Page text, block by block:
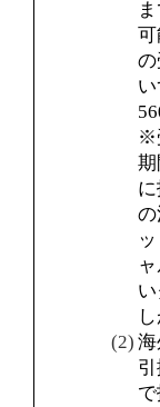
の
※
期
海